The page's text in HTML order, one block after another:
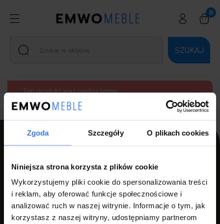
Zgoda Szczegóły O plikach cookies
Niniejsza strona korzysta z plików cookie
Wykorzystujemy pliki cookie do spersonalizowania treści
i reklam, aby oferować funkcje społecznościowe i
analizować ruch w naszej witrynie. Informacje o tym, jak
korzystasz z naszej witryny, udostępniamy partnerom
SZUKAJ
Ten produkt jest niedostępny.
PPH LUZ s.c Szlagor Marek Szlagor Wojciech
ul. Kołłątaja 8,
46-203 Kluczbork
NIP: 7510000534